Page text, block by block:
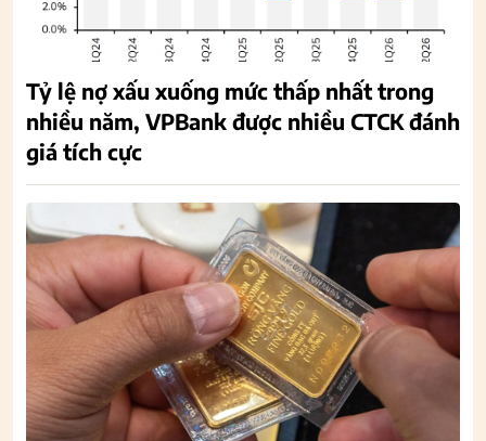
Tỷ lệ nợ xấu xuống mức thấp nhất trong
nhiều năm, VPBank được nhiều CTCK đánh
giá tích cực